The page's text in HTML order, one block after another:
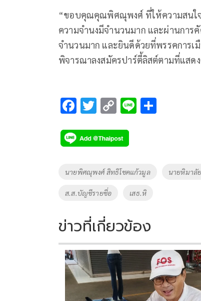
“ขอบคุณคุณพิศณุพงศ์ ที่ให้ความสนใจ
ความจำนงมีจำนวนมาก และผ่านการ
จำนวนมาก และยินดีด้วยที่พรรคการ
พิจารณาลงสมัครปาร์ตี้ลิสต์ตามที่แสด
F
e
b
o
o
k
T
tt
er
C
p
y
Li
Li
Tags
นายพิศณุพงศ์ สิทธิโชคแก้วมูล นายหิมาลั
ส.ส.บัญชีรายชื่อ เสธ.หิ
ข่าวที่เกี่ยวข้อง